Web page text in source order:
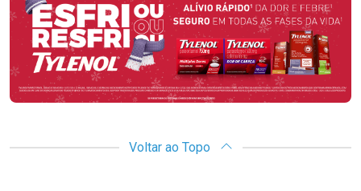
Voltar ao Topo